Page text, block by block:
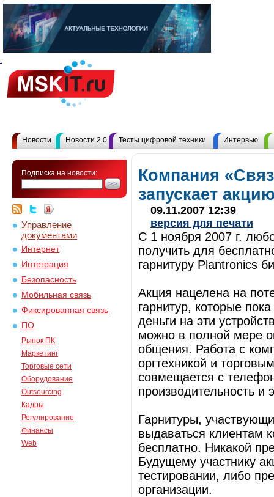
Новости Новости 2.0 Тесты цифровой техники Интервью
Подписка на новости:
Управление
документами
Интернет
Интеграция
Безопасность
Мобильная связь
Фиксированная связь
ПО
Рынок ПК
Маркетинг
Торговые сети
Оборудование
Outsourcing
Кадры
Регулирование
Финансы
Web
Компания
запускает
09.11.2007 12:39
версия для печати
С 1 ноября 2007 г.
получить для
гарнитуру Plantronics
Акция нацелена на
гарнитур, которые
деньги на эти
можно в полной мере
общения. Работа с
оргтехникой и
совмещается с
производительность
Гарнитуры,
выдаваться клиентам
бесплатно. Никакой
Будущему участнику
тестировании, либо
организации.